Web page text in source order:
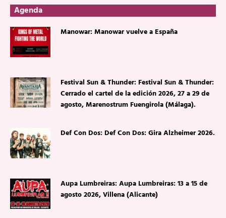
Agenda
Manowar: Manowar vuelve a España
Festival Sun & Thunder: Festival Sun & Thunder:
Cerrado el cartel de la edición 2026, 27 a 29 de
agosto, Marenostrum Fuengirola (Málaga).
Def Con Dos: Def Con Dos: Gira Alzheimer 2026.
Aupa Lumbreiras: Aupa Lumbreiras: 13 a 15 de
agosto 2026, Villena (Alicante)